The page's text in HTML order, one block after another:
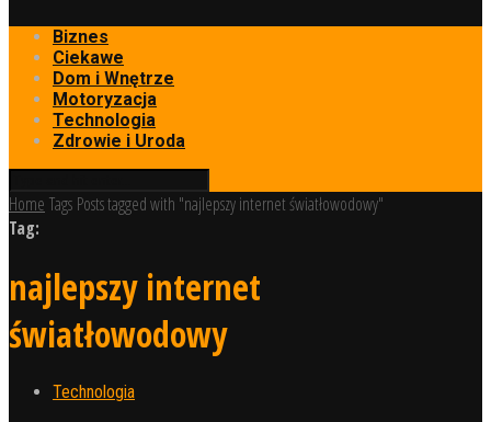
Biznes
Ciekawe
Dom i Wnętrze
Motoryzacja
Technologia
Zdrowie i Uroda
Home Tags Posts tagged with "najlepszy internet światłowodowy"
Tag:
najlepszy internet
światłowodowy
Technologia